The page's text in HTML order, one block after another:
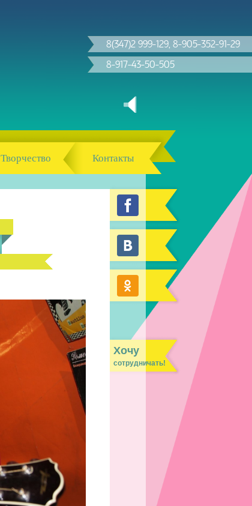
8(347)2 999-129, 8-905-352-91-29
8-917-43-50-505
Творчество Контакты
Хочу
сотрудничать!